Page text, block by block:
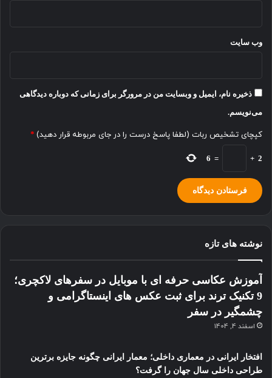
وب‌ سایت
ذخیره نام، ایمیل و وبسایت من در مرورگر برای زمانی که دوباره دیدگاهی
می‌نویسم.
کپچای تشخیص ربات (لطفا پاسخ درست را در جای مربوطه قرار دهید) *
2
+
=
6
نوشته های تازه
آموزش عکاسی حرفه ای با موبایل در سفرهای لاکچری؛
9 تکنیک ترند برای ثبت عکس های اینستاگرامی و
چشمگیر در سفر
اسفند 4, 1404
افتخار ایرانی در معماری داخلی؛ معمار ایرانی چگونه جایزه برترین
طراحی داخلی سال جهان را گرفت؟